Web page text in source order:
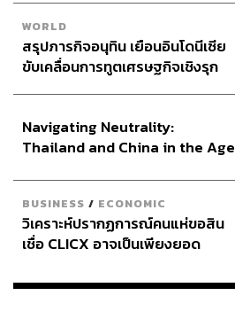
WORLD
สรุปภารกิจอนุทิน เยือนอินโดนีเซีย
ขับเคลื่อนการทูตเศรษฐกิจเชิงรุก
Navigating Neutrality:
Thailand and China in the Age
BUSINESS / ECONOMIC
วิเคราะห์ปรากฏการณ์คนแห่ขอสิน
เชื่อ CLICX อาจเป็นเพียงยอด
เรือนไทยที่ถูกซุกไว้